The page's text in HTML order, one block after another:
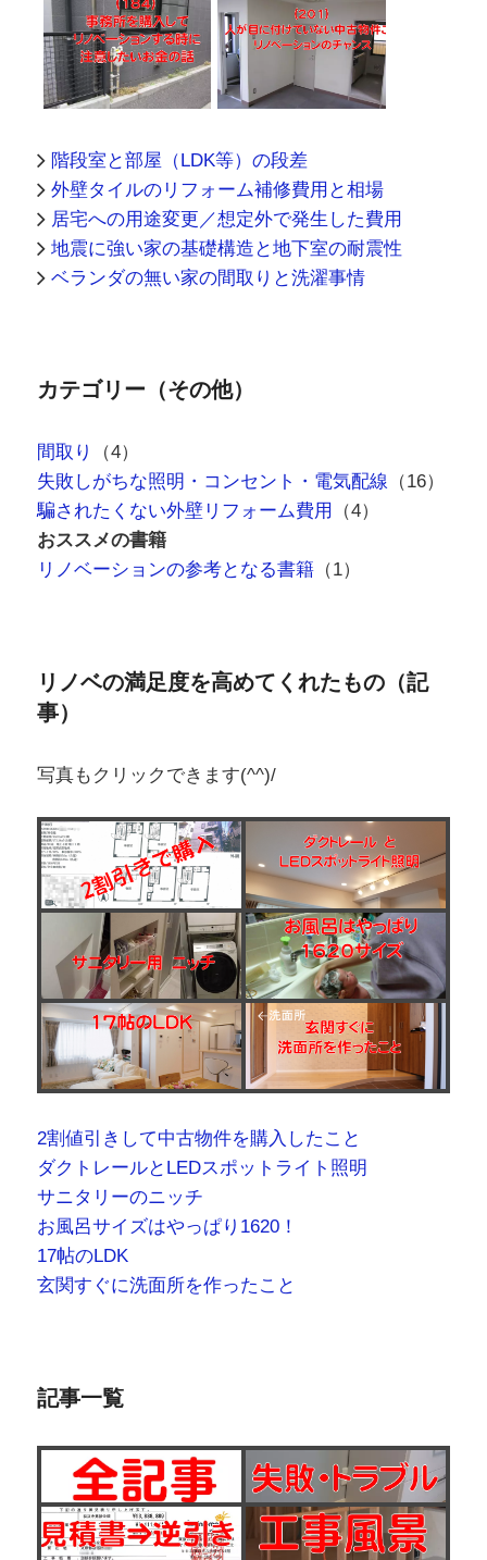
階段室と部屋（LDK等）の段差
外壁タイルのリフォーム補修費用と相場
居宅への用途変更／想定外で発生した費用
地震に強い家の基礎構造と地下室の耐震性
ベランダの無い家の間取りと洗濯事情
カテゴリー（その他）
間取り
（4）
失敗しがちな照明・コンセント・電気配線 （16）
騙されたくない外壁リフォーム費用
（4）
おススメの書籍
リノベーションの参考となる書籍（1）
リノベの満足度を高めてくれたもの（記
事）
写真もクリックできます(^^)/
2割値引きして中古物件を購入したこと
ダクトレールとLEDスポットライト照明
サニタリーのニッチ
お風呂サイズはやっぱり1620！
17帖のLDK
玄関すぐに洗面所を作ったこと
記事一覧